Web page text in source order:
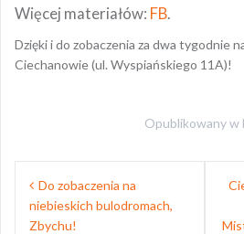
Więcej materiałów: FB.
Dzięki i do zobaczenia za dwa tygodnie
Ciechanowie (ul. Wyspiańskiego 11A)!
Opublikowany w
Nawigacja
wpisu
Do zobaczenia na
niebieskich bulodromach,
Zbychu!